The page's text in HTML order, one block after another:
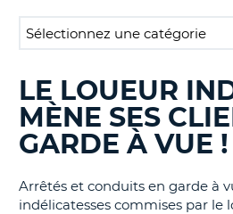
FRANCE
RECHERCHER
DES
BLOGS......
LE LOUEUR
MÈNE SES
GARDE À VUE !
Arrêtés et conduits en garde à
indélicatesses commises par le